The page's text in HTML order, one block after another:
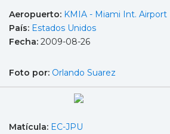
Aeropuerto: KMIA - Miami Int. Airport
País: Estados Unidos
Fecha: 2009-08-26
Foto por: Orlando Suarez
Matícula: EC-JPU